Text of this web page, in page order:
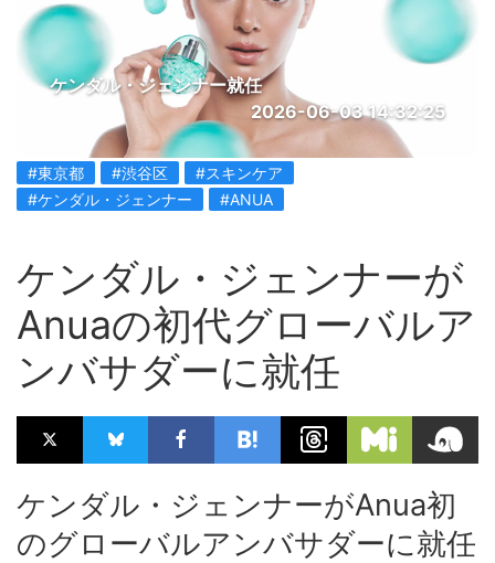
ケンダル・ジェンナー就任
2026-06-03 14:32:25
#東京都 #渋谷区
#スキンケア
#ケンダル・ジェンナー
#ANUA
ケンダル・ジェンナーが
Anuaの初代グローバルア
ンバサダーに就任
ケンダル・ジェンナーがAnua初
のグローバルアンバサダーに就任